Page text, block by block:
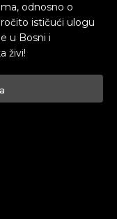
odnosno o
ističući ulogu
u Bosni i
živi!